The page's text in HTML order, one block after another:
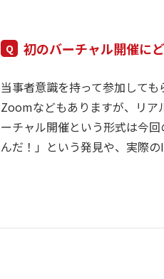
初のバーチャル開催に
当事者意識を持って参加して
Zoomなどもありますが、リア
ーチャル開催という形式は今
んだ！」という発見や、実際